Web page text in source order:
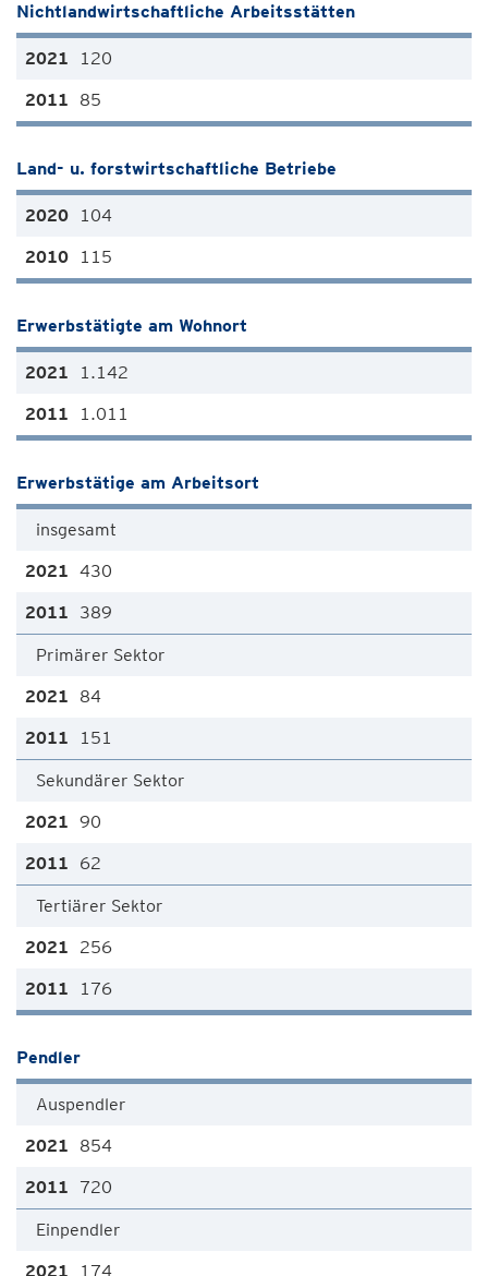
Nichtlandwirtschaftliche Arbeitsstätten
120
85
Land- u. forstwirtschaftliche Betriebe
104
115
Erwerbstätigte am Wohnort
1.142
1.011
Erwerbstätige am Arbeitsort
insgesamt
430
389
Primärer Sektor
84
151
Sekundärer Sektor
90
62
Tertiärer Sektor
256
176
Pendler
Auspendler
854
720
Einpendler
174